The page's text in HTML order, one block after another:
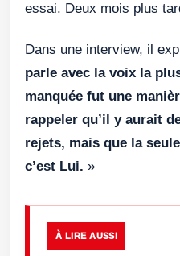
essai. Deux mois plus
Dans une interview, il
parle avec la voix la
manquée fut une
rappeler qu’il y aurait
rejets, mais que la
c’est Lui. »
À LIRE AUSSI